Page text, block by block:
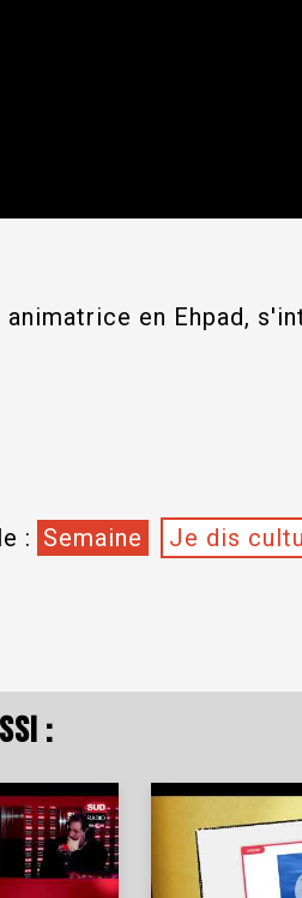
animatrice en Ehpad,
: Semaine Je dis
: